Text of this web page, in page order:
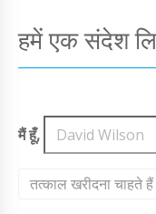
हमें एक संदेश
मैं हूँ,
तत्काल खरीदना चाहते हैं